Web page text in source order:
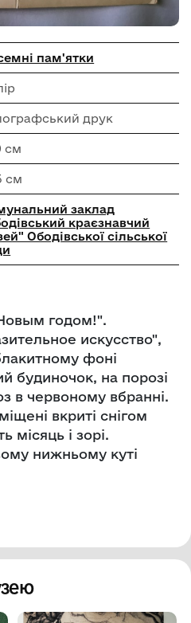
пам'ятки
друк
см
см
заклад
краєзнавчий
Ободівської сільської
Новым годом!".
искусство",
фоні
будиночок, на порозі
в червоному вбранні.
вкриті снігом
місяць і зорі.
нижньому куті